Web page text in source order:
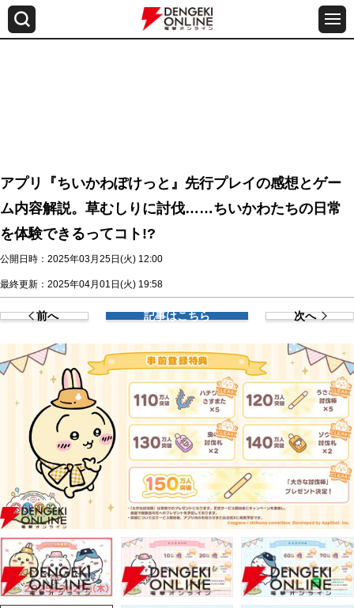
アプリ『ちいかわぽけっと』先行プレイの感想とゲー
ム内容解説。草むしりに討伐……ちいかわたちの日常
を体験できるってコト!?
公開日時：2025年03月25日(火) 12:00
最終更新：2025年04月01日(火) 19:58
前へ 記事はこちら 次へ